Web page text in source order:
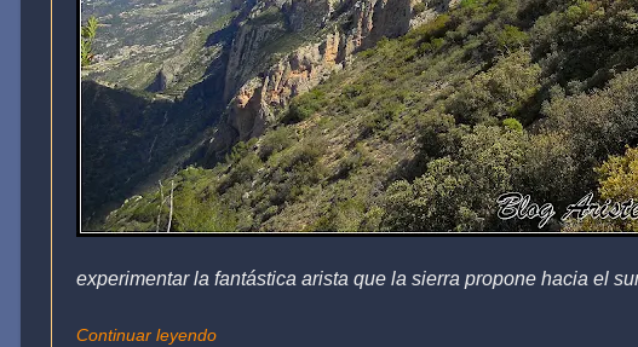
experimentar la fantástica arista que la sierra propone hacia el
Continuar leyendo